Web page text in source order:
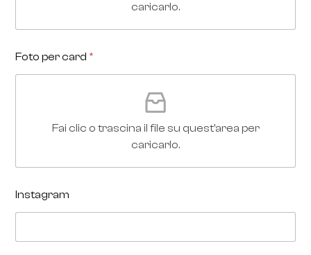
caricarlo.
Foto per card *
Fai clic o trascina il file su quest'area per
caricarlo.
Instagram